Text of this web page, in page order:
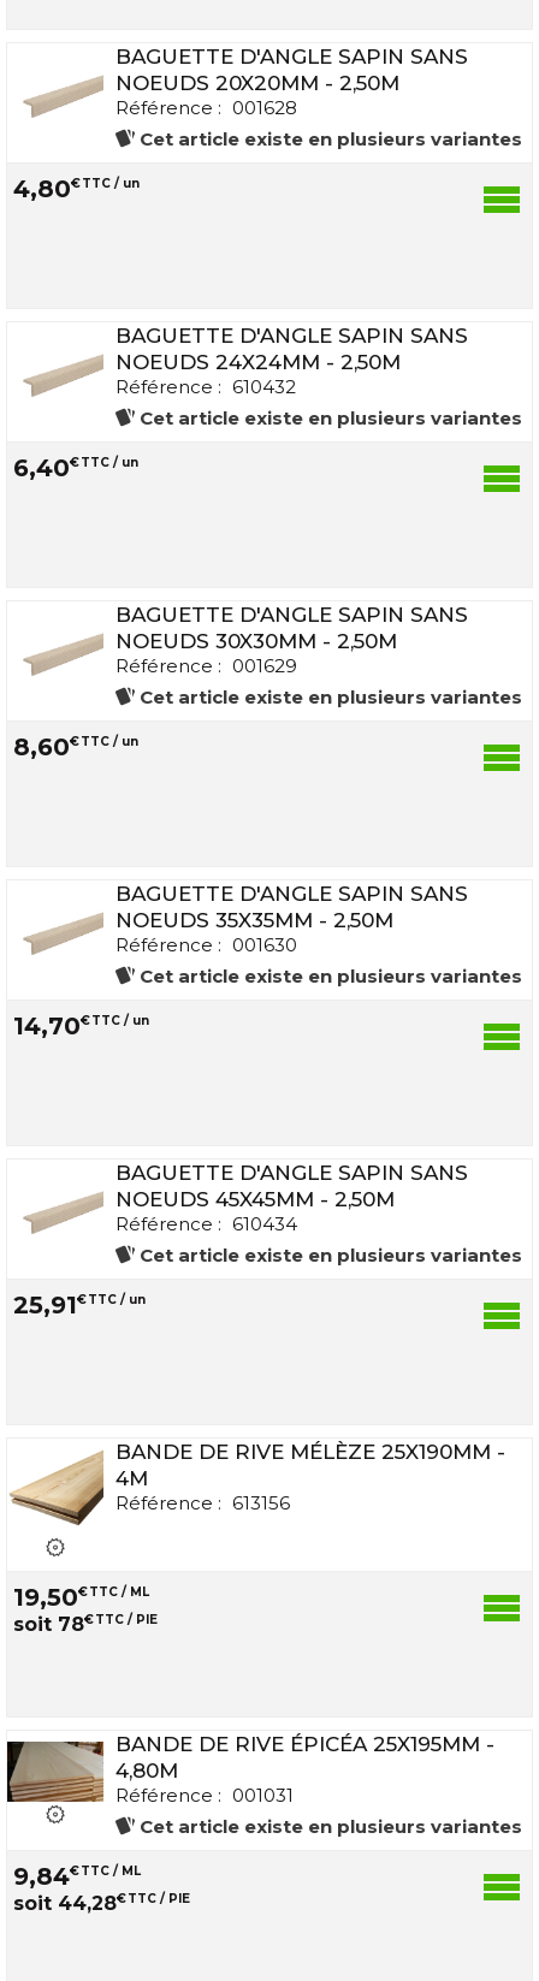
BAGUETTE D'ANGLE SAPIN SANS
NOEUDS 20X20MM - 2,50M
Référence : 001628
Cet article existe en plusieurs variantes
4,80€TTC / un
BAGUETTE D'ANGLE SAPIN SANS
NOEUDS 24X24MM - 2,50M
Référence : 610432
Cet article existe en plusieurs variantes
6,40€TTC / un
BAGUETTE D'ANGLE SAPIN SANS
NOEUDS 30X30MM - 2,50M
Référence : 001629
Cet article existe en plusieurs variantes
8,60€TTC / un
BAGUETTE D'ANGLE SAPIN SANS
NOEUDS 35X35MM - 2,50M
Référence : 001630
Cet article existe en plusieurs variantes
14,70€TTC / un
BAGUETTE D'ANGLE SAPIN SANS
NOEUDS 45X45MM - 2,50M
Référence : 610434
Cet article existe en plusieurs variantes
25,91€TTC / un
BANDE DE RIVE MÉLÈZE 25X190MM -
4M
Référence : 613156
19,50€TTC / ML
soit 78€TTC / PIE
BANDE DE RIVE ÉPICÉA 25X195MM -
4,80M
Référence : 001031
Cet article existe en plusieurs variantes
9,84€TTC / ML
soit 44,28€TTC / PIE